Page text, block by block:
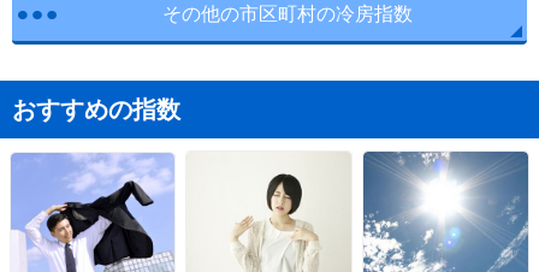
その他の市区町村の冷房指数
おすすめの指数